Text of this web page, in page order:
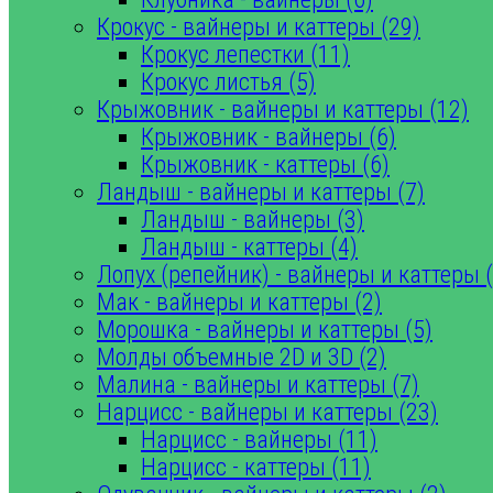
Крокус - вайнеры и каттеры (29)
Крокус лепестки (11)
Крокус листья (5)
Крыжовник - вайнеры и каттеры (12)
Крыжовник - вайнеры (6)
Крыжовник - каттеры (6)
Ландыш - вайнеры и каттеры (7)
Ландыш - вайнеры (3)
Ландыш - каттеры (4)
Лопух (репейник) - вайнеры и каттеры
Мак - вайнеры и каттеры (2)
Морошка - вайнеры и каттеры (5)
Молды объемные 2D и 3D (2)
Малина - вайнеры и каттеры (7)
Нарцисс - вайнеры и каттеры (23)
Нарцисс - вайнеры (11)
Нарцисс - каттеры (11)